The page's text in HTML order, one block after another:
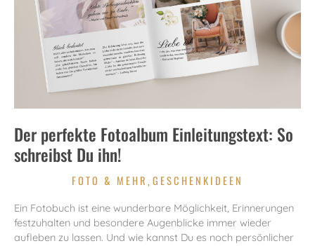
Der perfekte Fotoalbum Einleitungstext: So
schreibst Du ihn!
FOTO & MEHR GESCHENKIDEEN
Ein Fotobuch ist eine wunderbare Möglichkeit, Erinnerungen
festzuhalten und besondere Augenblicke immer wieder
aufleben zu lassen. Und wie kannst Du es noch persönlicher